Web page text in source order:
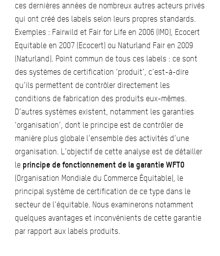
ces dernières années de nombreux autres acteurs privés
qui ont créé des labels selon leurs propres standards.
Exemples : Fairwild et Fair for Life en 2006 (IMO), Ecocert
Equitable en 2007 (Ecocert) ou Naturland Fair en 2009
(Naturland). Point commun de tous ces labels : ce sont
des systèmes de certification ‘produit’, c’est-à-dire
qu’ils permettent de contrôler directement les
conditions de fabrication des produits eux-mêmes.
D’autres systèmes existent, notamment les garanties
‘organisation’, dont le principe est de contrôler de
manière plus globale l’ensemble des activités d’une
organisation. L’objectif de cette analyse est de détailler
le principe de fonctionnement de la garantie WFTO
(Organisation Mondiale du Commerce Équitable), le
principal système de certification de ce type dans le
secteur de l’équitable. Nous examinerons notamment
quelques avantages et inconvénients de cette garantie
par rapport aux labels produits.